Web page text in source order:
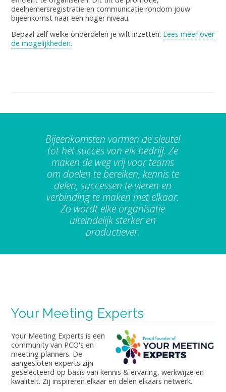
deelnemersregistratie en communicatie rondom jouw
bijeenkomst naar een hoger niveau.
Bepaal zelf welke onderdelen je wilt inzetten. Lees meer over
de mogelijkheden.
Bijeenkomsten vormen de sleutel
tot het succes van elk bedrijf. Ze
maken de weg vrij voor teams
om doelen te bereiken, kennis te
delen, successen te vieren en
verbinding te maken met elkaar.
Zo wordt elke organisatie
uiteindelijk sterker en
productiever.
Your Meeting Experts
Your Meeting Experts is een
community van PCO's en
meeting planners. De
aangesloten experts zijn
geselecteerd op basis van kennis & ervaring, werkwijze en
kwaliteit. Zij inspireren elkaar en delen elkaars netwerk.